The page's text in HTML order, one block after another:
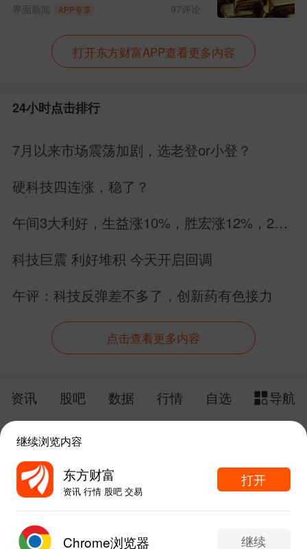
界面新闻 APP专享 97评论
打开东方财富APP查看更多内容
24小时点击排行
7月以来市场震荡加剧，选老登or小登？
硬科技四连涨，稳了？
午间3大利好，生益涨10%，胜宏涨12%，26
科技巨震 利好堆积 今天开启回调
午评：科技反弹差不多了，创新药有色接力
点击查看更多内容
资讯 股吧 数据 行情 自选
导航
给网站提点意见 下载APP
东方财富APP内打开
继续浏览内容
东方财富
资讯 行情 股吧 交易
打开
Chrome浏览器 继续